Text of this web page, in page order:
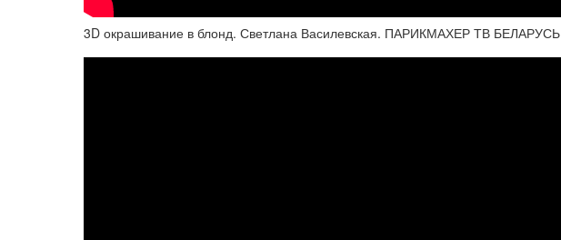
3D окрашивание в блонд. Светлана Василевская. ПАРИКМАХЕР ТВ БЕЛАРУСЬ